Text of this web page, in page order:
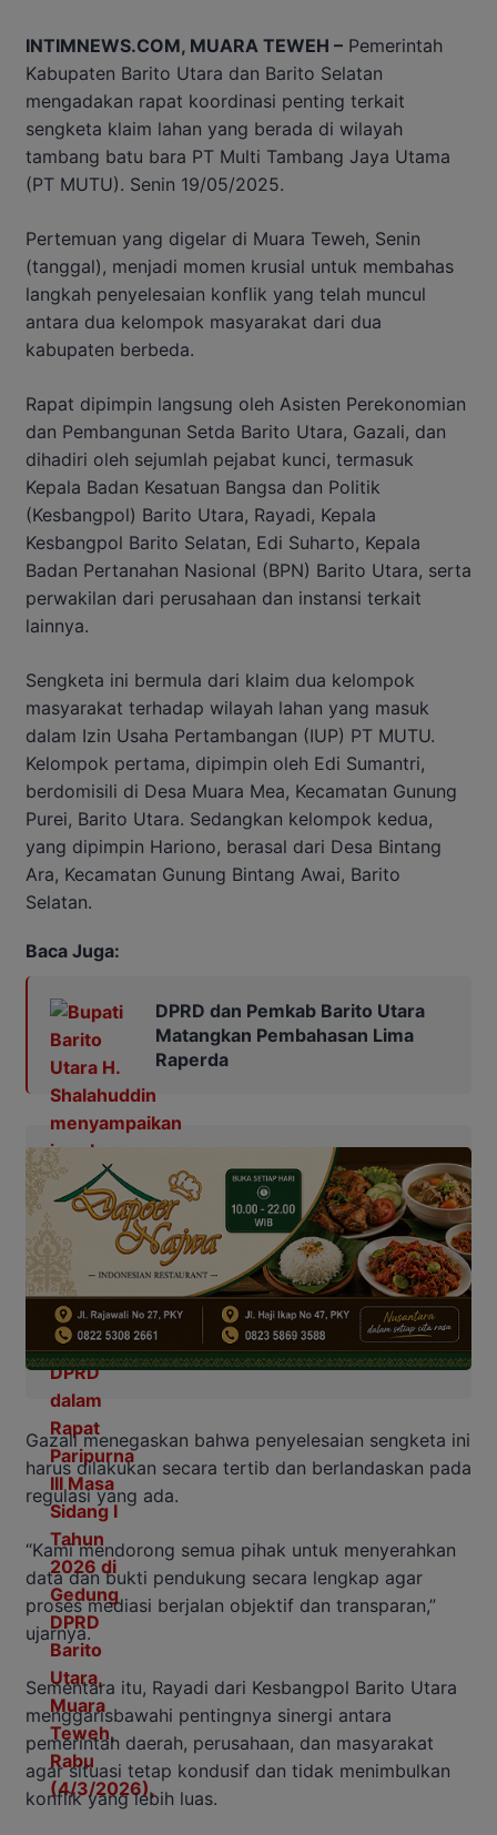
INTIMNEWS.COM, MUARA TEWEH – Pemerintah
Kabupaten Barito Utara dan Barito Selatan
mengadakan rapat koordinasi penting terkait
sengketa klaim lahan yang berada di wilayah
tambang batu bara PT Multi Tambang Jaya Utama
(PT MUTU). Senin 19/05/2025.
Pertemuan yang digelar di Muara Teweh, Senin
(tanggal), menjadi momen krusial untuk membahas
langkah penyelesaian konflik yang telah muncul
antara dua kelompok masyarakat dari dua
kabupaten berbeda.
Rapat dipimpin langsung oleh Asisten Perekonomian
dan Pembangunan Setda Barito Utara, Gazali, dan
dihadiri oleh sejumlah pejabat kunci, termasuk
Kepala Badan Kesatuan Bangsa dan Politik
(Kesbangpol) Barito Utara, Rayadi, Kepala
Kesbangpol Barito Selatan, Edi Suharto, Kepala
Badan Pertanahan Nasional (BPN) Barito Utara, serta
perwakilan dari perusahaan dan instansi terkait
lainnya.
Sengketa ini bermula dari klaim dua kelompok
masyarakat terhadap wilayah lahan yang masuk
dalam Izin Usaha Pertambangan (IUP) PT MUTU.
Kelompok pertama, dipimpin oleh Edi Sumantri,
berdomisili di Desa Muara Mea, Kecamatan Gunung
Purei, Barito Utara. Sedangkan kelompok kedua,
yang dipimpin Hariono, berasal dari Desa Bintang
Ara, Kecamatan Gunung Bintang Awai, Barito
Selatan.
Baca Juga:
DPRD dan Pemkab Barito Utara
Matangkan Pembahasan Lima
Raperda
Gazali menegaskan bahwa penyelesaian sengketa ini
harus dilakukan secara tertib dan berlandaskan pada
regulasi yang ada.
“Kami mendorong semua pihak untuk menyerahkan
data dan bukti pendukung secara lengkap agar
proses mediasi berjalan objektif dan transparan,”
ujarnya.
Sementara itu, Rayadi dari Kesbangpol Barito Utara
menggarisbawahi pentingnya sinergi antara
pemerintah daerah, perusahaan, dan masyarakat
agar situasi tetap kondusif dan tidak menimbulkan
konflik yang lebih luas.